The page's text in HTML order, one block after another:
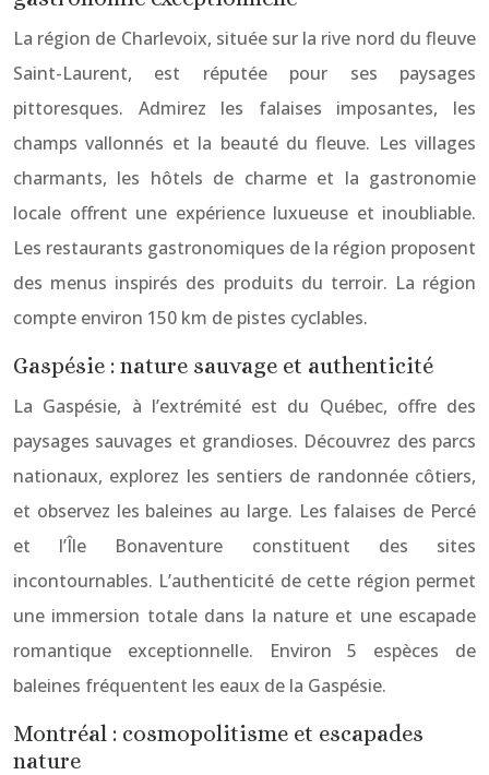
La région de Charlevoix, située sur la rive nord du fleuve
Saint-Laurent, est réputée pour ses paysages
pittoresques. Admirez les falaises imposantes, les
champs vallonnés et la beauté du fleuve. Les villages
charmants, les hôtels de charme et la gastronomie
locale offrent une expérience luxueuse et inoubliable.
Les restaurants gastronomiques de la région proposent
des menus inspirés des produits du terroir. La région
compte environ 150 km de pistes cyclables.
Gaspésie : nature sauvage et authenticité
La Gaspésie, à l’extrémité est du Québec, offre des
paysages sauvages et grandioses. Découvrez des parcs
nationaux, explorez les sentiers de randonnée côtiers,
et observez les baleines au large. Les falaises de Percé
et l’Île Bonaventure constituent des sites
incontournables. L’authenticité de cette région permet
une immersion totale dans la nature et une escapade
romantique exceptionnelle. Environ 5 espèces de
baleines fréquentent les eaux de la Gaspésie.
Montréal : cosmopolitisme et escapades
nature